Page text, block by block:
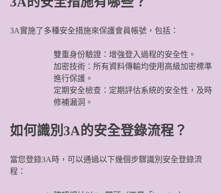
3A實施了多種安全措施來保護會員帳號，包括：
雙重身份驗證：增強登入過程的安全性。
加密技術：所有資料傳輸均使用高級加密標準
進行保護。
定期安全檢查：定期評估系統的安全性，及時
修補漏洞。
如何識別3A的安全登錄流程？
當您登錄3A時，可以通過以下幾個步驟識別安全登錄流
程：